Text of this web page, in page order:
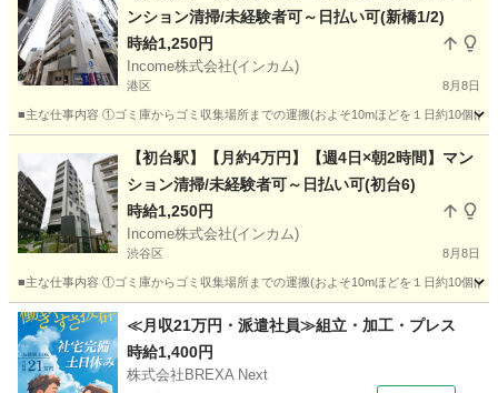
ンション清掃/未経験者可～日払い可(新橋1/2)
時給1,250円
Income株式会社(インカム)
港区 8月8日
■主な仕事内容 ①ゴミ庫からゴミ収集場所までの運搬(およそ10mほどを１日約10個
その他 時給
【初台駅】【月約4万円】【週4日×朝2時間】マン
ション清掃/未経験者可～日払い可(初台6)
時給1,250円
Income株式会社(インカム)
渋谷区 8月8日
■主な仕事内容 ①ゴミ庫からゴミ収集場所までの運搬(およそ10mほどを１日約10個
東京 渋谷区 その他 時給
≪月収21万円・派遣社員≫組立・加工・プレス
時給1,400円
株式会社BREXA Next